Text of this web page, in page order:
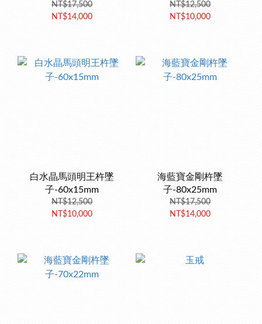
NT$17,500
NT$14,000
NT$12,500
NT$10,000
白水晶馬頭明王杵墜
子-60x15mm
NT$12,500
NT$10,000
海藍寶金剛杵墜
子-80x25mm
NT$17,500
NT$14,000